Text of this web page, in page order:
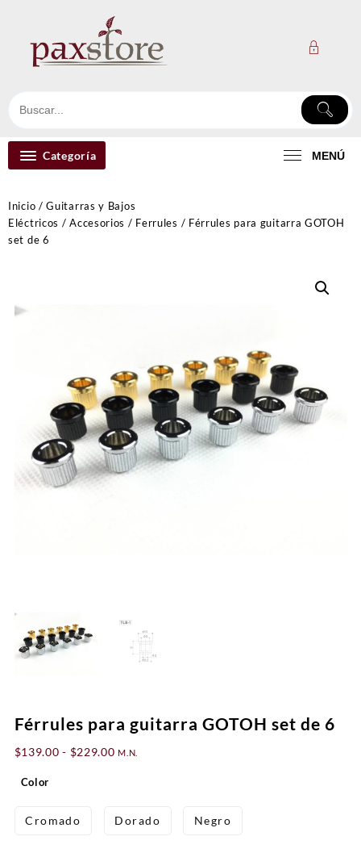
contenido
Categoría MENÚ
Inicio /Guitarras y Bajos
Eléctricos /Accesorios / Ferrules / Férrules para guitarra GOTOH
set de 6
Férrules para guitarra GOTOH set de 6
$139.00 - $229.00Rango
$139.00
M.N.
Color
Cromado Dorado Negro